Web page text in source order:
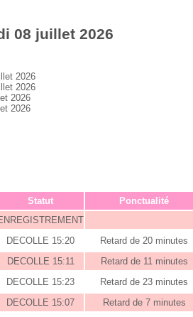
08 juillet 2026
2026
2026
2026
2026
Statut
Ponctualité
DECOLLE 15:20
Retard de 20 minutes
DECOLLE 15:11
Retard de 11 minutes
DECOLLE 15:23
Retard de 23 minutes
DECOLLE 15:07
Retard de 7 minutes